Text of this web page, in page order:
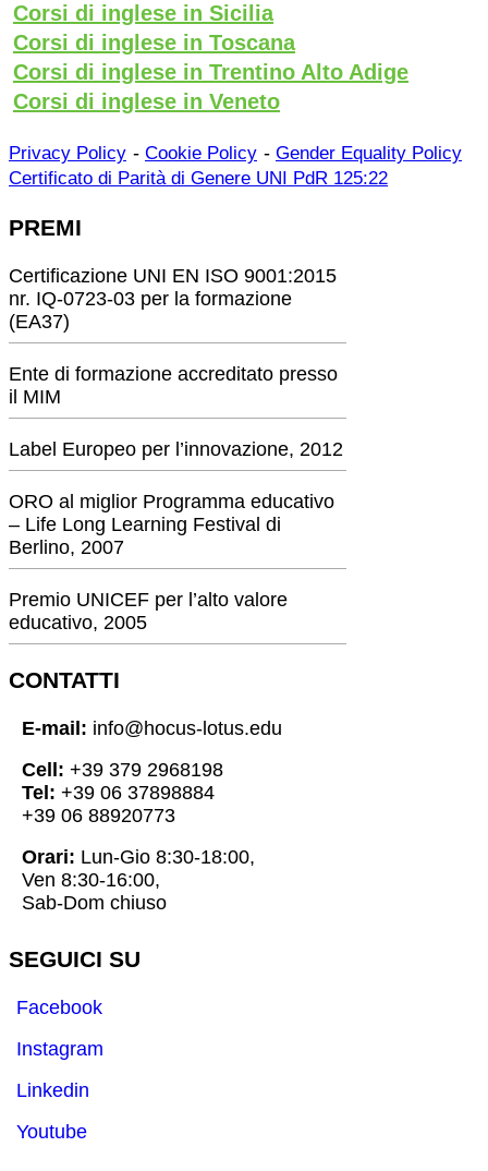
Corsi di inglese in Sicilia
Corsi di inglese in Toscana
Corsi di inglese in Trentino Alto Adige
Corsi di inglese in Veneto
Privacy Policy - Cookie Policy - Gender Equality Policy
Certificato di Parità di Genere UNI PdR 125:22
PREMI
Certificazione UNI EN ISO 9001:2015
nr. IQ-0723-03 per la formazione
(EA37)
Ente di formazione accreditato presso
il MIM
Label Europeo per l’innovazione, 2012
ORO al miglior Programma educativo
– Life Long Learning Festival di
Berlino, 2007
Premio UNICEF per l’alto valore
educativo, 2005
CONTATTI
E-mail: info@hocus-lotus.edu
Cell: +39 379 2968198
Tel: +39 06 37898884
+39 06 88920773
Orari: Lun-Gio 8:30-18:00,
Ven 8:30-16:00,
Sab-Dom chiuso
SEGUICI SU
Facebook
Instagram
Linkedin
Youtube